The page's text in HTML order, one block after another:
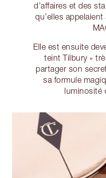
d’affaires et des
qu’elles
Elle est ensuite
teint Tilbury »
partager son
sa formule
luminosité